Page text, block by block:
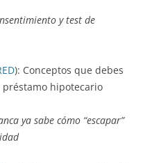
y test de
): Conceptos que debes
hipotecario
ya sabe cómo “escapar”